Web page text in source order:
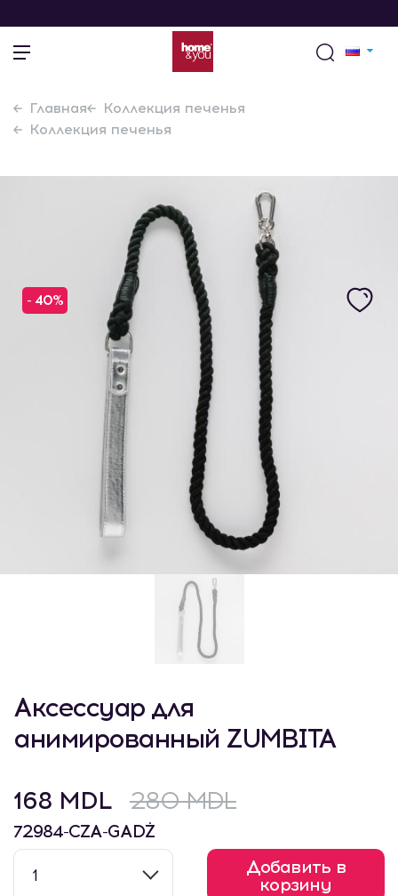
Главная
Коллекция печенья
Коллекция печенья
- 40%
Аксессуар для
анимированный ZUMBITA
168 MDL 280 MDL
72984-CZA-GADŻ
1
Добавить в
корзину